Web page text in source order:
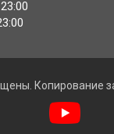
Копирование